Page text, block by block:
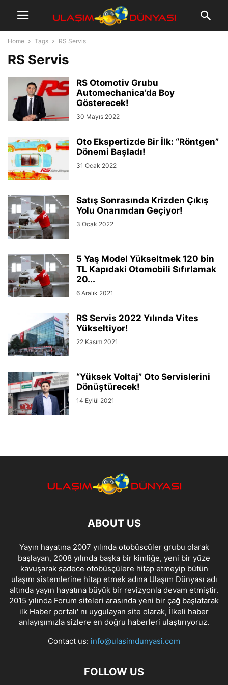
Home Tags RS Servis
RS Servis
RS Otomotiv Grubu
Automechanica’da Boy
Gösterecek!
30 Mayıs 2022
Oto Ekspertizde Bir İlk: “Röntgen”
Dönemi Başladı!
31 Ocak 2022
Satış Sonrasında Krizden Çıkış
Yolu Onarımdan Geçiyor!
3 Ocak 2022
5 Yaş Model Yükseltmek 120 bin
TL Kapıdaki Otomobili Sıfırlamak
20...
6 Aralık 2021
RS Servis 2022 Yılında Vites
Yükseltiyor!
22 Kasım 2021
“Yüksek Voltaj” Oto Servislerini
Dönüştürecek!
14 Eylül 2021
ABOUT US
Yayın hayatına 2007 yılında otobüscüler grubu olarak
başlayan, 2008 yılında başka bir kimliğe, yeni bir yüze
kavuşarak sadece otobüsçülere hitap etmeyip bütün
ulaşım sistemlerine hitap etmek adına Ulaşım Dünyası adı
altında yayın hayatına büyük bir revizyonla devam etmiştir.
2015 yılında Forum siteleri arasında yeni bir çağ başlatarak
ilk Haber portalı' nı uygulayan site olarak, İlkeli haber
anlayışımızla sizlere en doğru haberleri ulaştırıyoruz.
Contact us: info@ulasimdunyasi.com
FOLLOW US